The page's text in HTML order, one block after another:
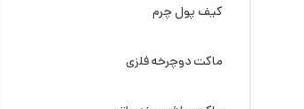
کیف پول چرم
ماکت دوچرخه فلزی